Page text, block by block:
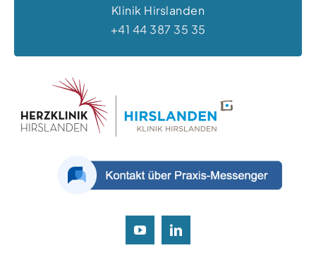
Klinik Hirslanden
+41 44 387 35 35